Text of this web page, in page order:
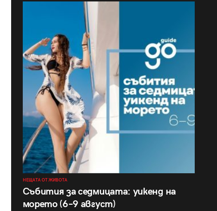
НЕЩАТА ОТ ЖИВОТА
Събития за седмицата: уикенд на
морето (6–9 август)